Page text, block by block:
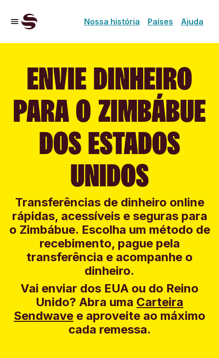
Nossa história Países Ajuda
ENVIE DINHEIRO
PARA O ZIMBÁBUE
DOS ESTADOS
UNIDOS
Transferências de dinheiro online
rápidas, acessíveis e seguras para
o Zimbábue. Escolha um método de
recebimento, pague pela
transferência e acompanhe o
dinheiro.
Vai enviar dos EUA ou do Reino
Unido? Abra uma Carteira
Sendwave e aproveite ao máximo
cada remessa.